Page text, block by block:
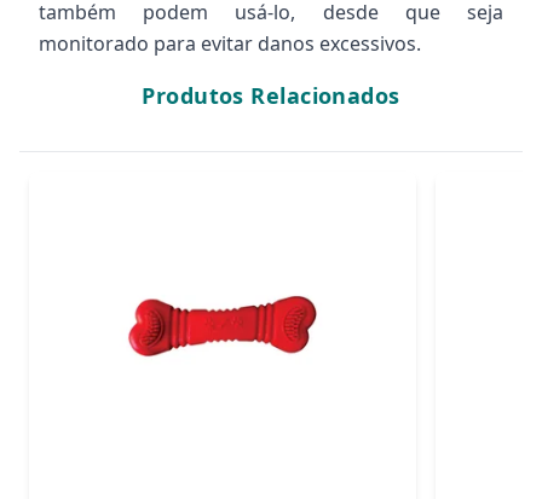
também podem usá-lo, desde que seja
monitorado para evitar danos excessivos.
Produtos Relacionados